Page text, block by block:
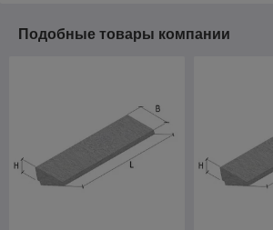
Подобные товары компании